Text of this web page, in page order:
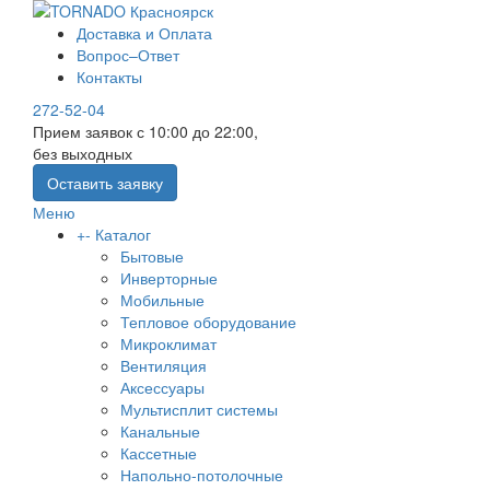
Доставка и Оплата
Вопрос–Ответ
Контакты
272-52-04
Прием заявок с 10:00 до 22:00,
без выходных
Оставить заявку
Меню
+- Каталог
Бытовые
Инверторные
Мобильные
Тепловое оборудование
Микроклимат
Вентиляция
Аксессуары
Мультисплит системы
Канальные
Кассетные
Напольно-потолочные